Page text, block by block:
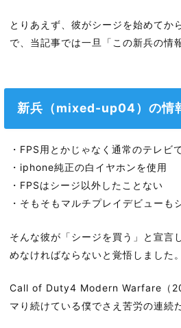
とりあえず、彼がシージを始めてか
で、当記事では一旦「この新兵の情
新兵（mixed-up04）の情
・FPS用とかじゃなく通常のテレビ
・iphone純正の白イヤホンを使用
・FPSはシージ以外したことない
・そもそもマルチプレイデビューも
そんな彼が「シージを買う」と宣言
めなければならないと覚悟しました。
Call of Duty4 Modern Warfare（
マり続けている僕でさえ苦労の連続